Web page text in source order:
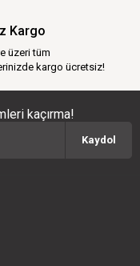
Kargo
üzeri tüm
kargo ücretsiz!
kaçırma!
Kaydol